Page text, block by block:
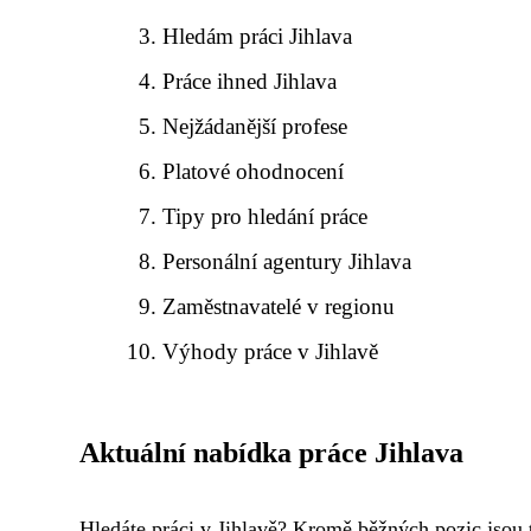
Hledám práci Jihlava
Práce ihned Jihlava
Nejžádanější profese
Platové ohodnocení
Tipy pro hledání práce
Personální agentury Jihlava
Zaměstnavatelé v regionu
Výhody práce v Jihlavě
Aktuální nabídka práce Jihlava